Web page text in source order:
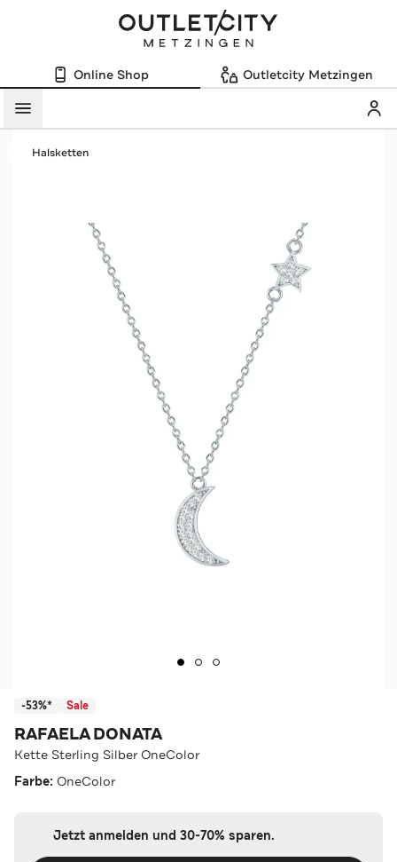
Online Shop Outletcity Metzingen
Menü
Halsketten
-53%* Sale
RAFAELA DONATA
Kette Sterling Silber OneColor
Farbe: OneColor
Jetzt anmelden und 30-70% sparen.